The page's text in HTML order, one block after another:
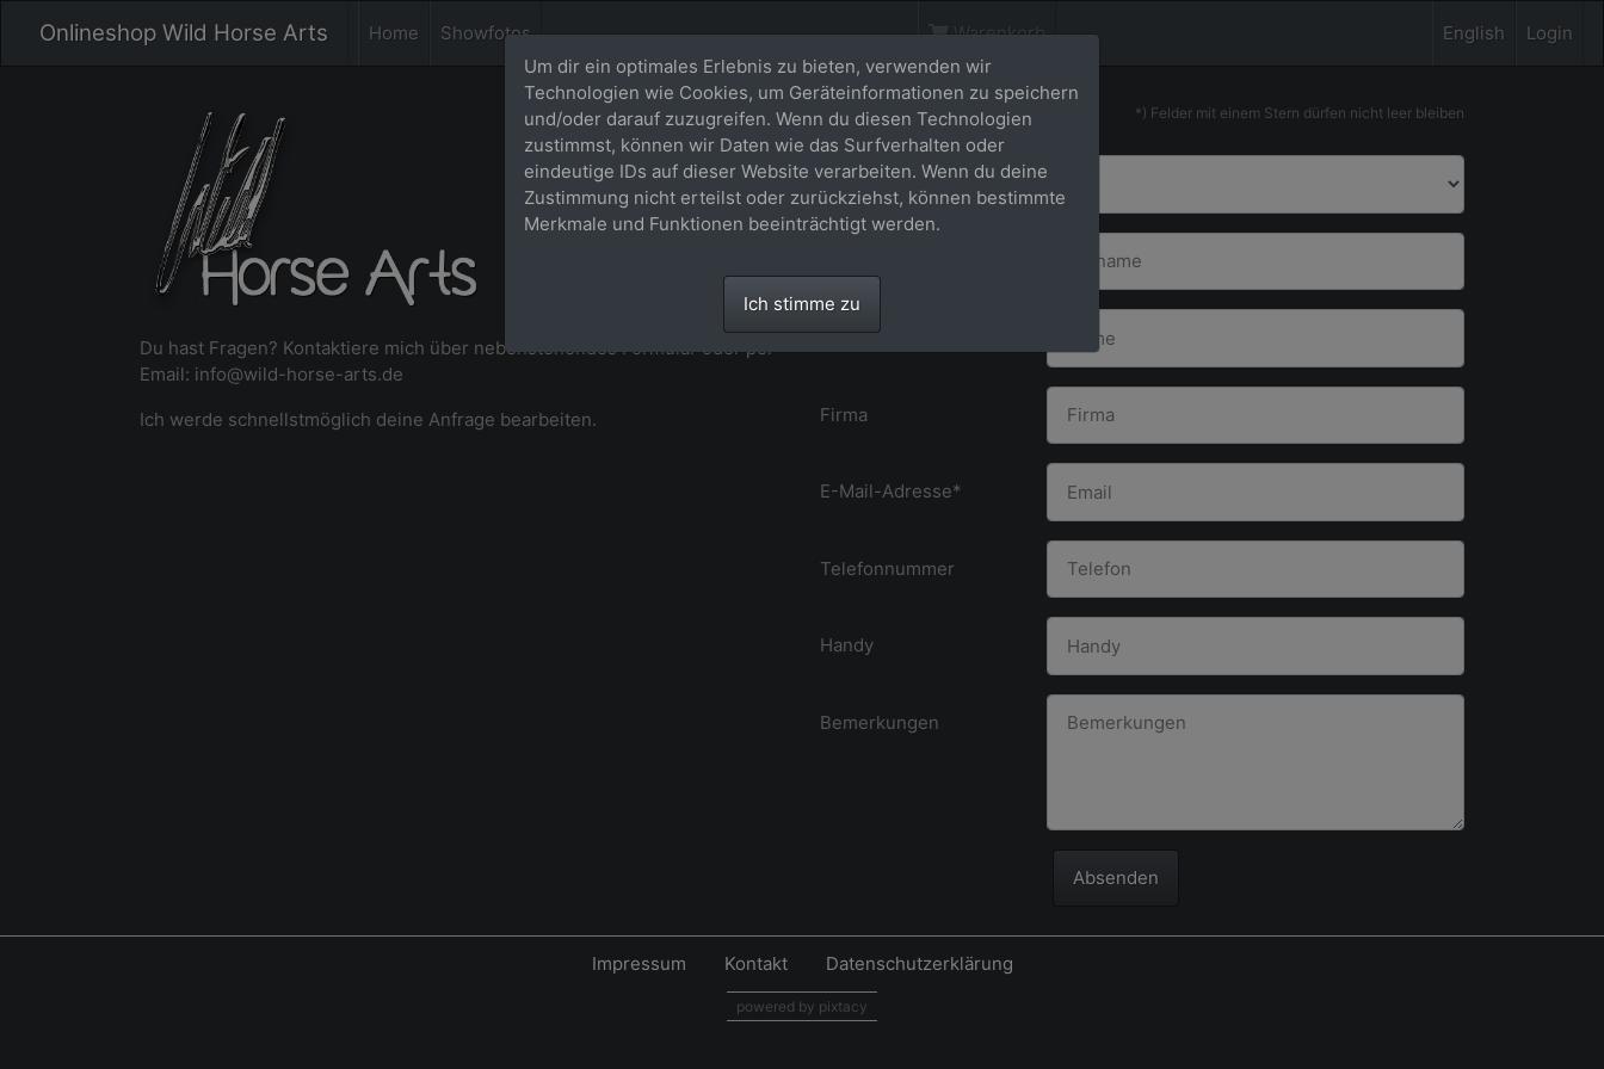
Onlineshop Wild Horse Arts Home Showfotos Warenkorb English Login
Du hast Fragen? Kontaktiere mich über nebenstehendes Formular oder per
Email: info@wild-horse-arts.de
Ich werde schnellstmöglich deine Anfrage bearbeiten.
*) Felder mit einem Stern dürfen nicht leer bleiben
Kontakt
Anrede*
Nachname*
Firma
E-Mail-Adresse*
Telefonnummer
Handy
Bemerkungen
Absenden
Um dir ein optimales Erlebnis zu bieten, verwenden wir
Technologien wie Cookies, um Geräteinformationen zu speichern
und/oder darauf zuzugreifen. Wenn du diesen Technologien
zustimmst, können wir Daten wie das Surfverhalten oder
eindeutige IDs auf dieser Website verarbeiten. Wenn du deine
Zustimmung nicht erteilst oder zurückziehst, können bestimmte
Merkmale und Funktionen beeinträchtigt werden.
Ich stimme zu
Impressum Kontakt Datenschutzerklärung
powered by pixtacy